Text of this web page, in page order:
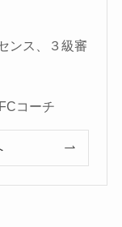
ンス、３級審
コーチ